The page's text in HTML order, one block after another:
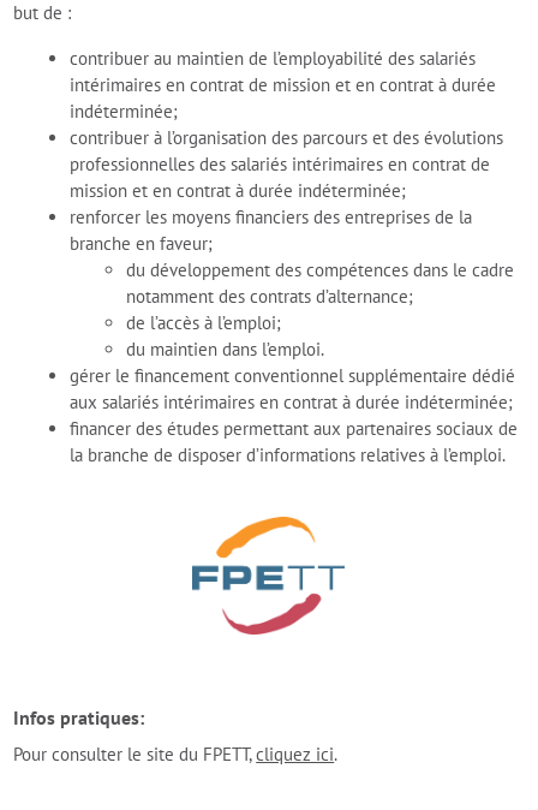
but de :
contribuer au maintien de l’employabilité des salariés
intérimaires en contrat de mission et en contrat à durée
indéterminée;
contribuer à l’organisation des parcours et des évolutions
professionnelles des salariés intérimaires en contrat de
mission et en contrat à durée indéterminée;
renforcer les moyens financiers des entreprises de la
branche en faveur;
du développement des compétences dans le cadre
notamment des contrats d’alternance;
de l’accès à l’emploi;
du maintien dans l’emploi.
gérer le financement conventionnel supplémentaire dédié
aux salariés intérimaires en contrat à durée indéterminée;
financer des études permettant aux partenaires sociaux de
la branche de disposer d’informations relatives à l’emploi.
Infos pratiques:
Pour consulter le site du FPETT,cliquez ici.